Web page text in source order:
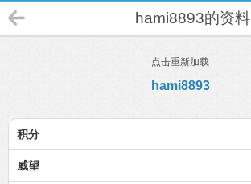
hami8893的资料
点击重新加载
hami8893
积分
威望